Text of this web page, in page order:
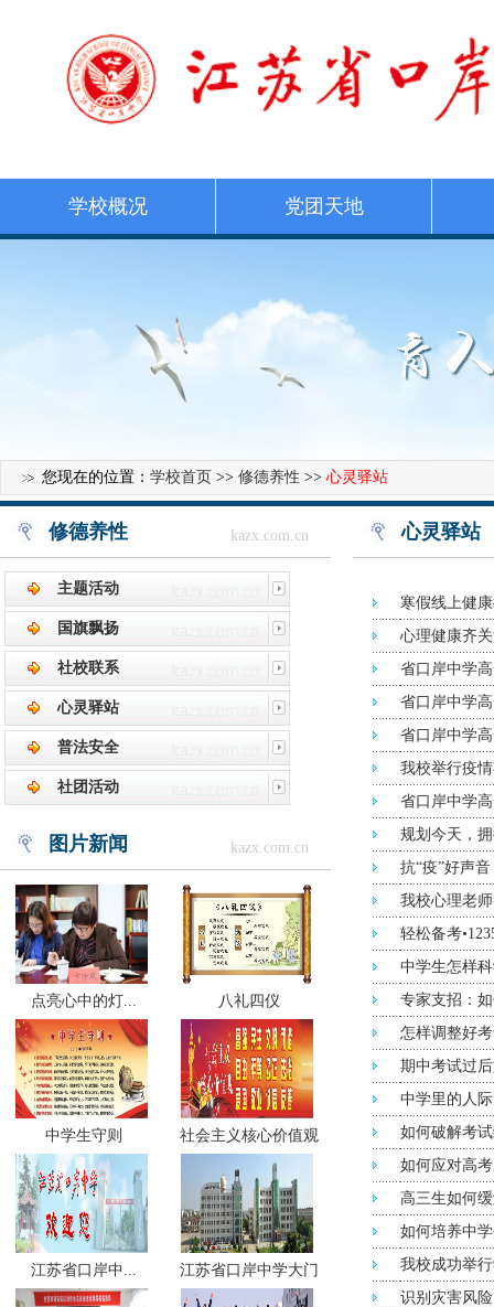
学校概况 党团天地
您现在的位置： 学校首页 >> 修德养性 >> 心灵驿站
修德养性 kazx.com.cn
主题活动
国旗飘扬
社校联系
心灵驿站
普法安全
社团活动
图片新闻 kazx.com.cn
点亮心中的灯... 八礼四仪
中学生守则 社会主义核心价值观
江苏省口岸中... 江苏省口岸中学大门
心灵驿站
寒假线上健
心理健康齐
省口岸中学
省口岸中学
省口岸中学
我校举行疫
省口岸中学
规划今天，
抗“疫”好声
我校心理老
轻松备考
中学生怎样
专家支招：
怎样调整好
期中考试过
中学里的人
如何破解考
如何应对高
高三生如何
如何培养中
我校成功举
识别灾害风